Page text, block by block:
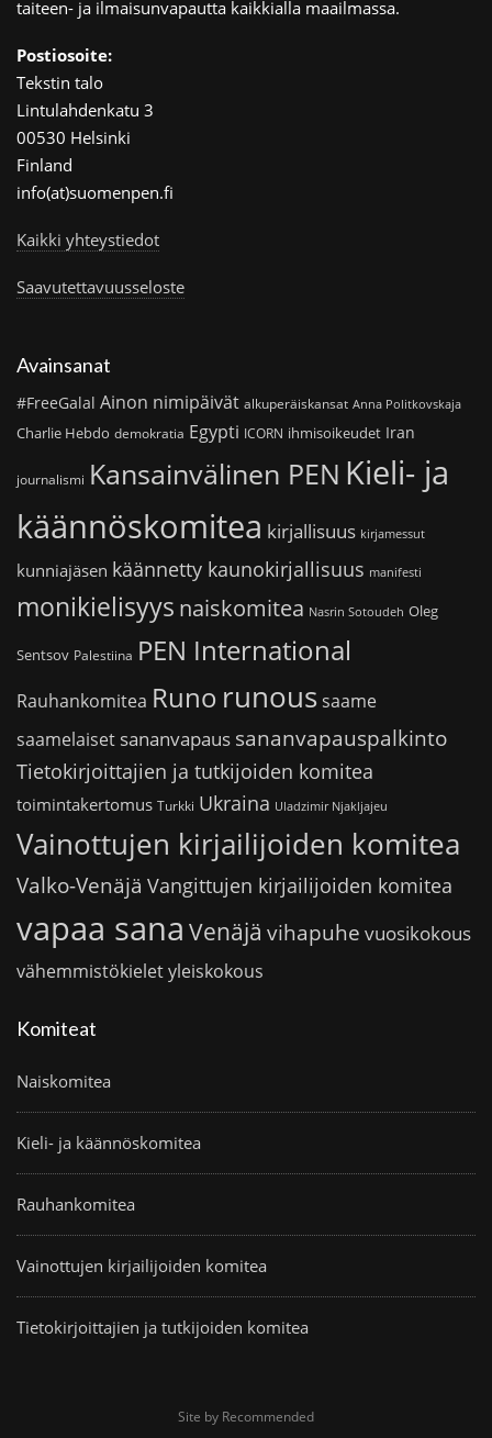
taiteen- ja ilmaisunvapautta kaikkialla maailmassa.
Postiosoite:
Tekstin talo
Lintulahdenkatu 3
00530 Helsinki
Finland
info(at)suomenpen.fi
Kaikki yhteystiedot
Saavutettavuusseloste
Avainsanat
#FreeGalal Ainon nimipäivät alkuperäiskansat Anna Politkovskaja
Charlie Hebdo demokratia Egypti ICORN ihmisoikeudet Iran
journalismi Kansainvälinen PEN Kieli- ja
käännöskomitea kirjallisuus kirjamessut
kunniajäsen käännetty kaunokirjallisuus manifesti
monikielisyys naiskomitea Nasrin Sotoudeh Oleg
Sentsov Palestiina PEN International
Rauhankomitea Runo runoussaame
saamelaiset sananvapaus sananvapauspalkinto
Tietokirjoittajien ja tutkijoiden komitea
toimintakertomus Turkki Ukraina Uladzimir Njakljajeu
Vainottujen kirjailijoiden komitea
Valko-Venäjä Vangittujen kirjailijoiden komitea
vapaa sana Venäjä vihapuhe vuosikokous
vähemmistökieletyleiskokous
Komiteat
Naiskomitea
Kieli- ja käännöskomitea
Rauhankomitea
Vainottujen kirjailijoiden komitea
Tietokirjoittajien ja tutkijoiden komitea
Site by Recommended